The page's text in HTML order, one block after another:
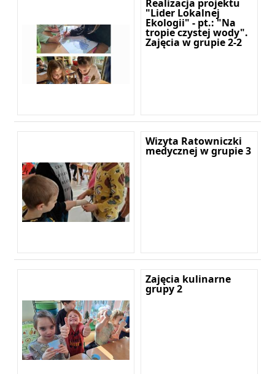
Realizacja projektu
"Lider Lokalnej
Ekologii" - pt.: "Na
tropie czystej wody".
Zajęcia w grupie 2-2
Wizyta Ratowniczki
medycznej w grupie 3
Zajęcia kulinarne
grupy 2